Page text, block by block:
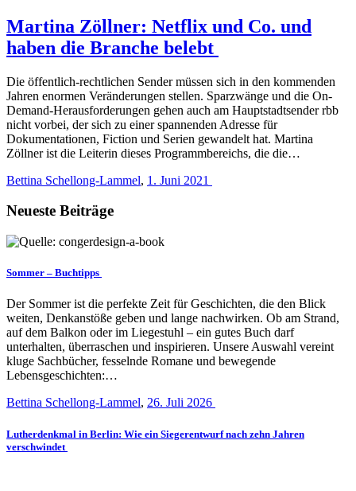
Martina Zöllner: Netflix und Co. und
haben die Branche belebt
Die öffentlich-rechtlichen Sender müssen sich in den kommenden
Jahren enormen Veränderungen stellen. Sparzwänge und die On-
Demand-Herausforderungen gehen auch am Hauptstadtsender rbb
nicht vorbei, der sich zu einer spannenden Adresse für
Dokumentationen, Fiction und Serien gewandelt hat. Martina
Zöllner ist die Leiterin dieses Programmbereichs, die die…
Bettina Schellong-Lammel, 1. Juni 2021
Neueste Beiträge
Sommer – Buchtipps
Der Sommer ist die perfekte Zeit für Geschichten, die den Blick
weiten, Denkanstöße geben und lange nachwirken. Ob am Strand,
auf dem Balkon oder im Liegestuhl – ein gutes Buch darf
unterhalten, überraschen und inspirieren. Unsere Auswahl vereint
kluge Sachbücher, fesselnde Romane und bewegende
Lebensgeschichten:…
Bettina Schellong-Lammel, 26. Juli 2026
Lutherdenkmal in Berlin: Wie ein Siegerentwurf nach zehn Jahren
verschwindet